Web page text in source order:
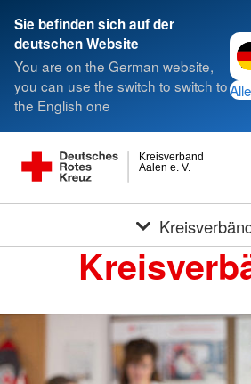
Sie befinden sich auf der
deutschen Website
You are on the German website,
you can use the switch to switch to
the English one
Aalen e. V.
Kreisverband